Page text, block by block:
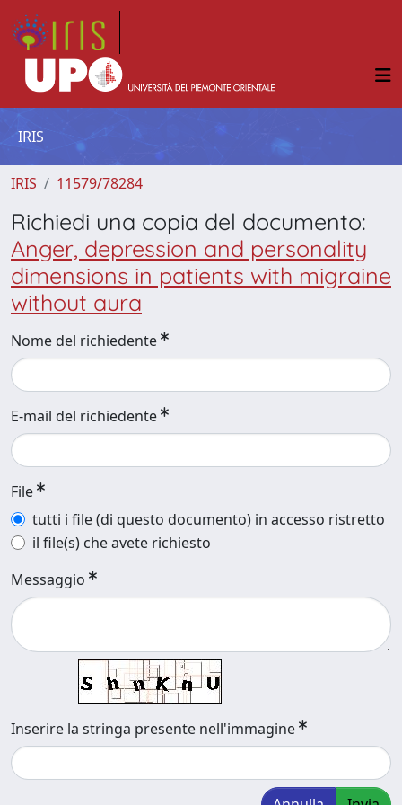
IRIS
IRIS 11579/78284
Richiedi una copia del documento:
Anger, depression and personality
dimensions in patients with migraine
without aura
Nome del richiedente
E-mail del richiedente
File
tutti i file (di questo documento) in accesso ristretto
il file(s) che avete richiesto
Messaggio
Inserire la stringa presente nell'immagine